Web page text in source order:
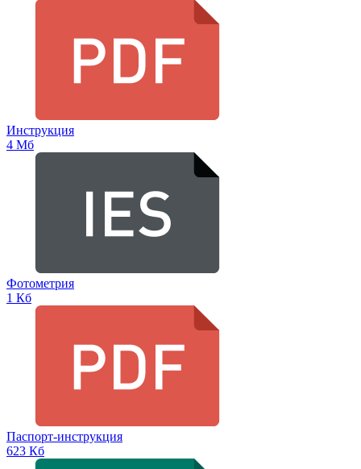
Инструкция
4 Мб
Фотометрия
1 Кб
Паспорт-инструкция
623 Кб